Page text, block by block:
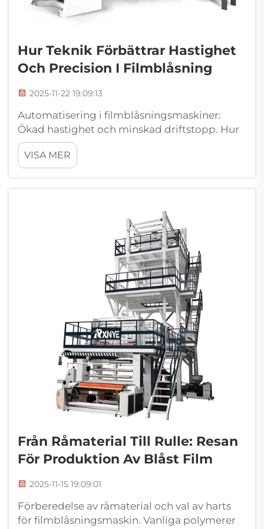
Hur Teknik Förbättrar Hastighet
Och Precision I Filmblåsning
2025-11-22 19:09:13
Automatisering i filmblåsningsmaskiner:
Ökad hastighet och minskad driftstopp. Hur
automations- och kontrollsystem förbättrar
effektiviteten i filmproduktion. Moderna
filmblåsningsmaskiner är utrustade med
VISA MER
Från Råmaterial Till Rulle: Resan
För Produktion Av Blåst Film
2025-11-15 19:09:01
Förberedelse av råmaterial och val av harts
för filmblåsningsmaskin. Vanliga polymerer